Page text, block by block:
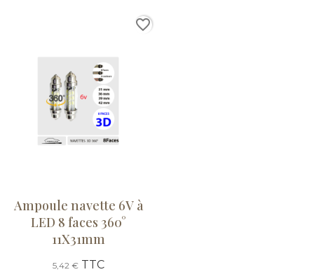
Ampoule navette 6V à
LED 8 faces 360°
11X31mm
5,42 € TTC
favorite_border